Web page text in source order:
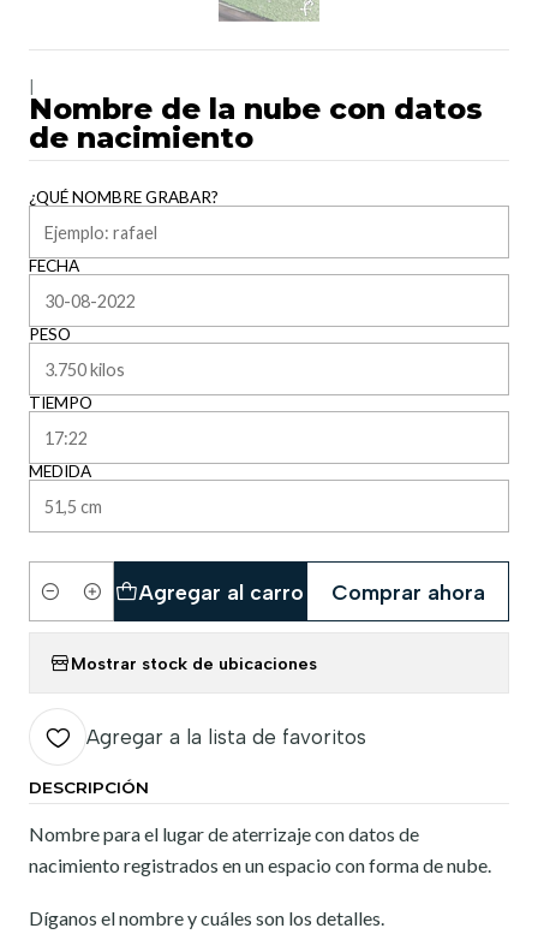
Nombre de la nube con datos
de nacimiento
¿QUÉ NOMBRE GRABAR?
FECHA
PESO
TIEMPO
MEDIDA
Cantidad
Agregar al carro Comprar ahora
Mostrar stock de ubicaciones
Agregar a la lista de favoritos
DESCRIPCIÓN
Nombre para el lugar de aterrizaje con datos de
nacimiento registrados en un espacio con forma de nube.
Díganos el nombre y cuáles son los detalles.